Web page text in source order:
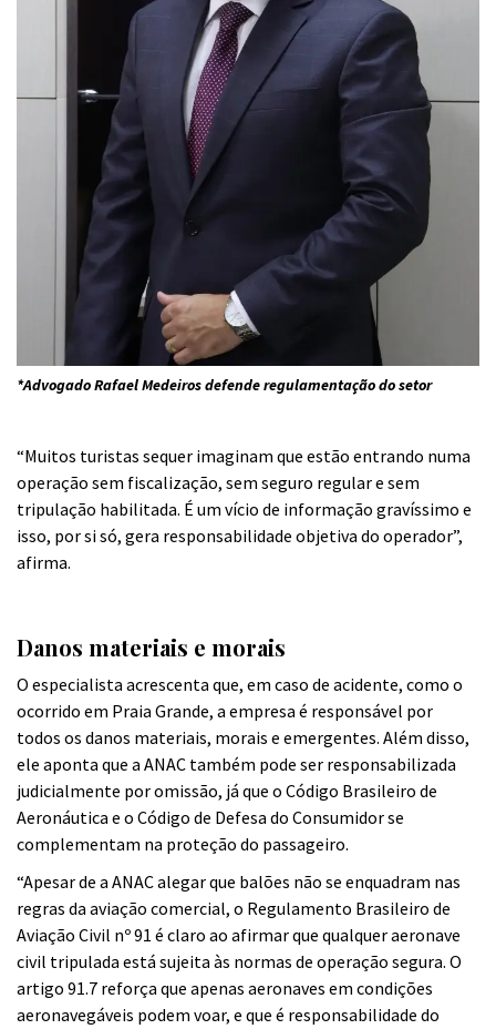
*Advogado Rafael Medeiros defende regulamentação do setor
“Muitos turistas sequer imaginam que estão entrando numa
operação sem fiscalização, sem seguro regular e sem
tripulação habilitada. É um vício de informação gravíssimo e
isso, por si só, gera responsabilidade objetiva do operador”,
afirma.
Danos materiais e morais
O especialista acrescenta que, em caso de acidente, como o
ocorrido em Praia Grande, a empresa é responsável por
todos os danos materiais, morais e emergentes. Além disso,
ele aponta que a ANAC também pode ser responsabilizada
judicialmente por omissão, já que o Código Brasileiro de
Aeronáutica e o Código de Defesa do Consumidor se
complementam na proteção do passageiro.
“Apesar de a ANAC alegar que balões não se enquadram nas
regras da aviação comercial, o Regulamento Brasileiro de
Aviação Civil nº 91 é claro ao afirmar que qualquer aeronave
civil tripulada está sujeita às normas de operação segura. O
artigo 91.7 reforça que apenas aeronaves em condições
aeronavegáveis podem voar, e que é responsabilidade do